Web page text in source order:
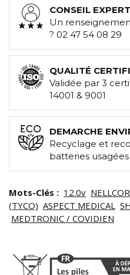
CONSEIL EXPERT
Un
? 02 47 54 08 29
QUALITÉ
Validée par 3
14001 & 9001
DEMARCHE
Recyclage et
batteries usagées
Mots-Clés : 12.0v NELLCOR
(TYCO) ASPECT MEDICAL
MEDTRONIC / COVIDIEN